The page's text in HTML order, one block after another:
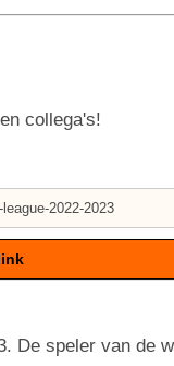
collega's!
De speler van de